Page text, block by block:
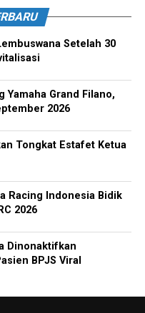
Setelah 30
Yamaha Grand Filano,
2026
Tongkat Estafet Ketua
Racing Indonesia Bidik
2026
Dinonaktifkan
BPJS Viral